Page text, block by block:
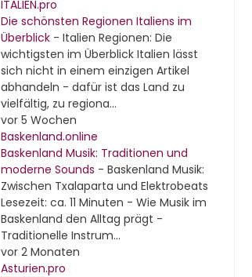
ITALIEN.pro
Die schönsten Regionen Italiens im
Überblick - Italien Regionen: Die
wichtigsten im Überblick Italien lässt
sich nicht in einem einzigen Artikel
abhandeln - dafür ist das Land zu
vielfältig, zu regiona...
vor 5 Wochen
Baskenland.online
Baskenland Musik: Traditionen und
moderne Sounds - Baskenland Musik:
Zwischen Txalaparta und Elektrobeats
Lesezeit: ca. 11 Minuten - Wie Musik im
Baskenland den Alltag prägt -
Traditionelle Instrum...
vor 2 Monaten
Asturien.pro